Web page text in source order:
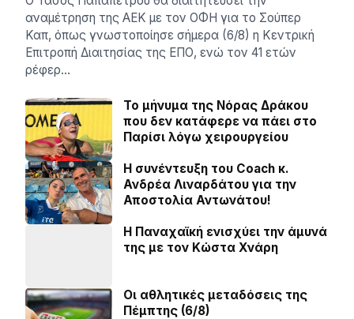
αναμέτρηση της ΑΕΚ με τον ΟΦΗ για το Σούπερ
Καπ, όπως γνωστοποίησε σήμερα (6/8) η Κεντρική
Επιτροπή Διαιτησίας της ΕΠΟ, ενώ τον 41 ετών
ρέφερ…
Το μήνυμα της Νόρας Δράκου
που δεν κατάφερε να πάει στο
Παρίσι λόγω χειρουργείου
H συνέντευξη του Coach κ.
Ανδρέα Λιναρδάτου για την
Αποστολία Αντωνάτου!
Η Παναχαϊκή ενισχύει την άμυνά
της με τον Κώστα Χνάρη
Οι αθλητικές μεταδόσεις της
Πέμπτης (6/8)